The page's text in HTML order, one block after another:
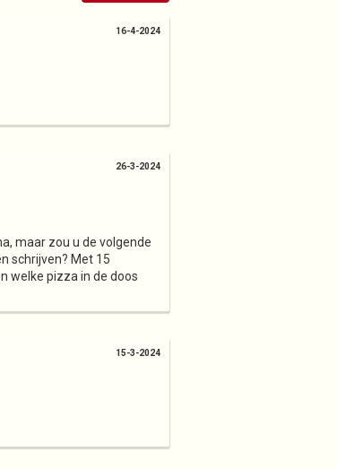
heeft nog geen producten in uw
winkelmandje.
Totaal:
16-4-2024
maar zou u de volgende
schrijven? Met 15
welke pizza in de doos
26-3-2024
15-3-2024